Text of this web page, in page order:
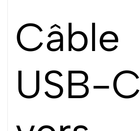
Câble
USB-C